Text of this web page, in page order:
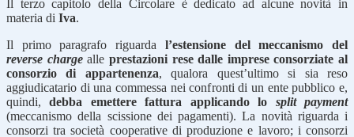
Il terzo capitolo della Circolare è dedicato ad alcune novità in
materia di Iva.
Il primo paragrafo riguarda l’estensione del meccanismo del
reverse charge alle prestazioni rese dalle imprese consorziate al
consorzio di appartenenza, qualora quest’ultimo si sia reso
aggiudicatario di una commessa nei confronti di un ente pubblico e,
quindi,debba emettere fattura applicando lo split payment
(meccanismo della scissione dei pagamenti). La novità riguarda i
consorzi tra società cooperative di produzione e lavoro; i consorzi